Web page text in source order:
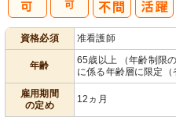
資格必須 准看護師
年齢
65歳以上 （年齢制限
に係る年齢層に限定（
雇用期間
の定め
12ヵ月